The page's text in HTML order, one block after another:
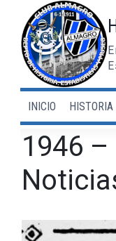
contenido
INICIO HISTORIA
1946